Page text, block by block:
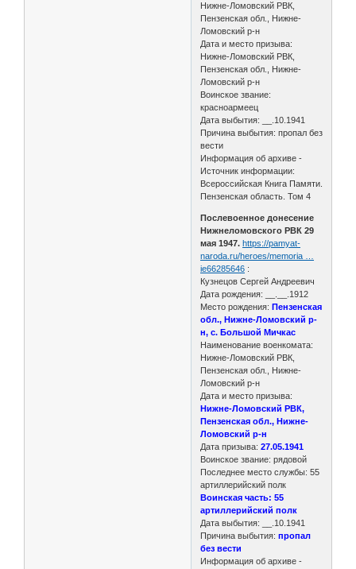
Нижне-Ломовский РВК,
Пензенская обл., Нижне-
Ломовский р-н
Дата и место призыва:
Нижне-Ломовский РВК,
Пензенская обл., Нижне-
Ломовский р-н
Воинское звание:
красноармеец
Дата выбытия: __.10.1941
Причина выбытия: пропал без
вести
Информация об архиве -
Источник информации:
Всероссийская Книга Памяти.
Пензенская область. Том 4
Послевоенное донесение
Нижнеломовского РВК 29
мая 1947. https://pamyat-
naroda.ru/heroes/memoria …
ie66285646 :
Кузнецов Сергей Андреевич
Дата рождения: __.__.1912
Место рождения:Пензенская
обл., Нижне-Ломовский р-
н, с. Большой Мичкас
Наименование военкомата:
Нижне-Ломовский РВК,
Пензенская обл., Нижне-
Ломовский р-н
Дата и место призыва:
Нижне-Ломовский РВК,
Пензенская обл., Нижне-
Ломовский р-н
Дата призыва:27.05.1941
Воинское звание: рядовой
Последнее место службы: 55
артиллерийский полк
Воинская часть: 55
артиллерийский полк
Дата выбытия: __.10.1941
Причина выбытия:пропал
без вести
Информация об архиве -